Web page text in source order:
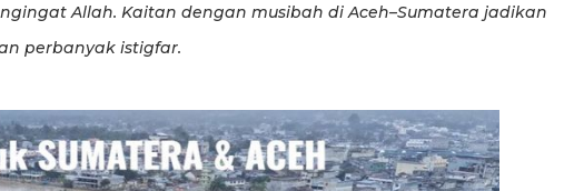
Allah. Kaitan dengan musibah di Aceh–Sumatera jadikan
perbanyak istigfar.